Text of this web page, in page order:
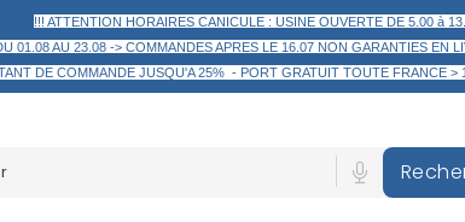
!!! ATTENTION HORAIRES CANICULE : USINE OUVERTE DE 5.00 à
01.08 AU 23.08 -> COMMANDES APRES LE 16.07 NON GARANTIES EN
DE COMMANDE JUSQU'A 25% - PORT GRATUIT TOUTE FRANCE >